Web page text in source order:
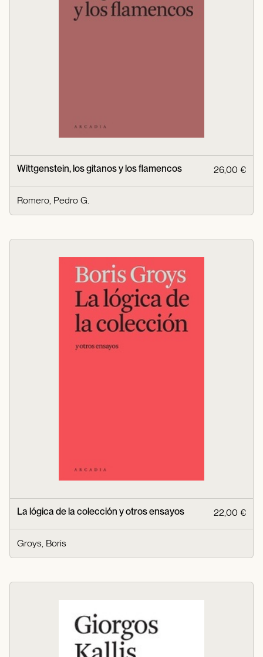
Wittgenstein, los gitanos y los flamencos 26,00 €
Romero, Pedro G.
La lógica de la colección y otros ensayos 22,00 €
Groys, Boris